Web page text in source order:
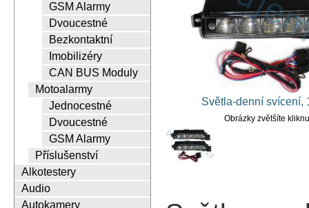
GSM Alarmy
Dvoucestné
Bezkontaktní
Imobilizéry
CAN BUS Moduly
Motoalarmy
Jednocestné
Dvoucestné
GSM Alarmy
Příslušenství
Alkotestery
Audio
Autokamery
Světla-denní svícení,
Obrázky zvětšíte